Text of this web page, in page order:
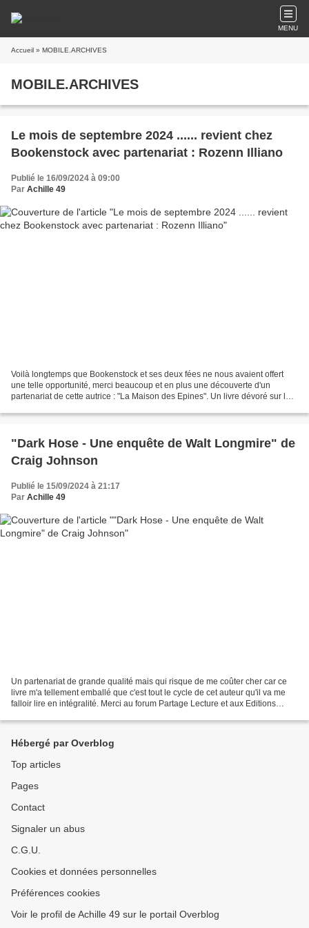
MENU
Accueil » MOBILE.ARCHIVES
MOBILE.ARCHIVES
Le mois de septembre 2024 ...... revient chez
Bookenstock avec partenariat : Rozenn Illiano
Publié le 16/09/2024 à 09:00
Par Achille 49
Voilà longtemps que Bookenstock et ses deux fées ne nous avaient offert
une telle opportunité, merci beaucoup et en plus une découverte d'un
partenariat de cette autrice : "La Maison des Epines". Un livre dévoré sur les
"Dark Hose - Une enquête de Walt Longmire" de
Craig Johnson
Publié le 15/09/2024 à 21:17
Par Achille 49
Un partenariat de grande qualité mais qui risque de me coûter cher car ce
livre m'a tellement emballé que c'est tout le cycle de cet auteur qu'il va me
falloir lire en intégralité. Merci au forum Partage Lecture et aux Editions
Hébergé par Overblog
Top articles
Pages
Contact
Signaler un abus
C.G.U.
Cookies et données personnelles
Préférences cookies
Voir le profil de Achille 49 sur le portail Overblog